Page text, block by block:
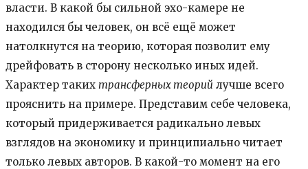
власти. В какой бы сильной эхо-камере не
находился бы человек, он всё ещё может
натолкнутся на теорию, которая позволит ему
дрейфовать в сторону несколько иных идей.
Характер таких трансферных теорий лучше всего
прояснить на примере. Представим себе человека,
который придерживается радикально левых
взглядов на экономику и принципиально читает
только левых авторов. В какой-то момент на его